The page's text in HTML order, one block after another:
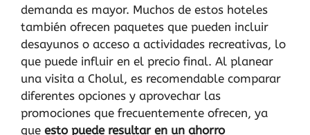
demanda es mayor. Muchos de estos hoteles
también ofrecen paquetes que pueden incluir
desayunos o acceso a actividades recreativas, lo
que puede influir en el precio final. Al planear
una visita a Cholul, es recomendable comparar
diferentes opciones y aprovechar las
promociones que frecuentemente ofrecen, ya
que esto puede resultar en un ahorro